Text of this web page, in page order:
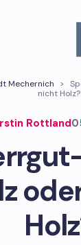
Mechernich >
nicht Holz?
Rottland